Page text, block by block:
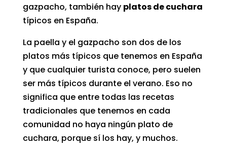
gazpacho, también hay platos de cuchara
típicos en España.
La paella y el gazpacho son dos de los
platos más típicos que tenemos en España
y que cualquier turista conoce, pero suelen
ser más típicos durante el verano. Eso no
significa que entre todas las recetas
tradicionales que tenemos en cada
comunidad no haya ningún plato de
cuchara, porque sí los hay, y muchos.